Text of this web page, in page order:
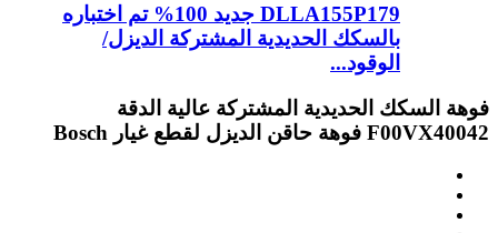
DLLA155P179 جديد 100% تم اختباره
بالسكك الحديدية المشتركة الديزل/
الوقود...
فوهة السكك الحديدية المشتركة عالية الدقة
F00VX40042 فوهة حاقن الديزل لقطع غيار Bosch